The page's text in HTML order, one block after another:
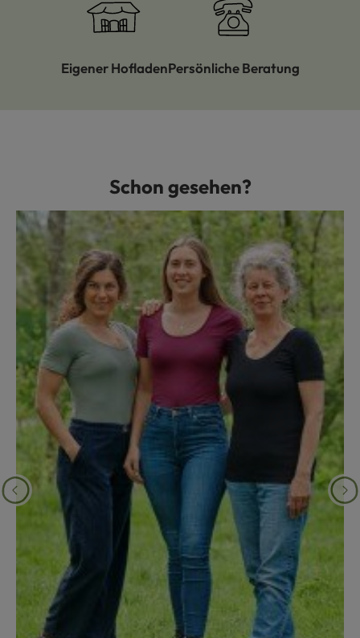
Eigener HofladenPersönliche Beratung
Produktgalerie überspringenSchon gesehen?